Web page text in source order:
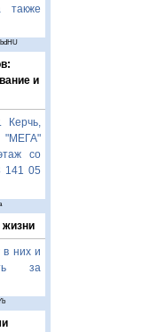
также
и
Керчь,
"МЕГА"
со
141 05
в них и
за